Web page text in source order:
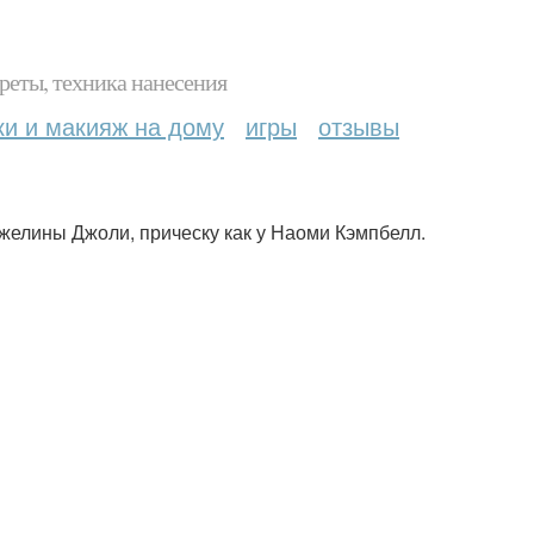
техника нанесения
и макияж на дому игры отзывы
Джоли, прическу как у Наоми Кэмпбелл.